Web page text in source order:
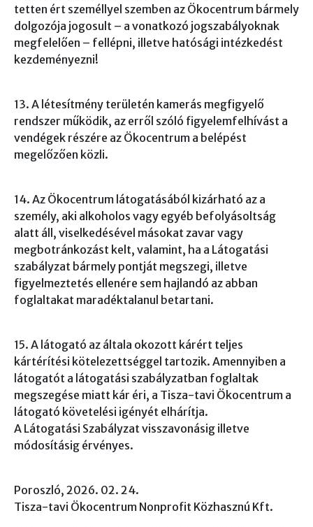
tetten ért személlyel szemben az Ökocentrum bármely
dolgozója jogosult – a vonatkozó jogszabályoknak
megfelelően – fellépni, illetve hatósági intézkedést
kezdeményezni!
13. A létesítmény területén kamerás megfigyelő
rendszer működik, az erről szóló figyelemfelhívást a
vendégek részére az Ökocentrum a belépést
megelőzően közli.
14. Az Ökocentrum látogatásából kizárható az a
személy, aki alkoholos vagy egyéb befolyásoltság
alatt áll, viselkedésével másokat zavar vagy
megbotránkozást kelt, valamint, ha a Látogatási
szabályzat bármely pontját megszegi, illetve
figyelmeztetés ellenére sem hajlandó az abban
foglaltakat maradéktalanul betartani.
15. A látogató az általa okozott kárért teljes
kártérítési kötelezettséggel tartozik. Amennyiben a
látogatót a látogatási szabályzatban foglaltak
megszegése miatt kár éri, a Tisza-tavi Ökocentrum a
látogató követelési igényét elhárítja.
A Látogatási Szabályzat visszavonásig illetve
módosításig érvényes.
Poroszló, 2026. 02. 24.
Tisza-tavi Ökocentrum Nonprofit Közhasznú Kft.